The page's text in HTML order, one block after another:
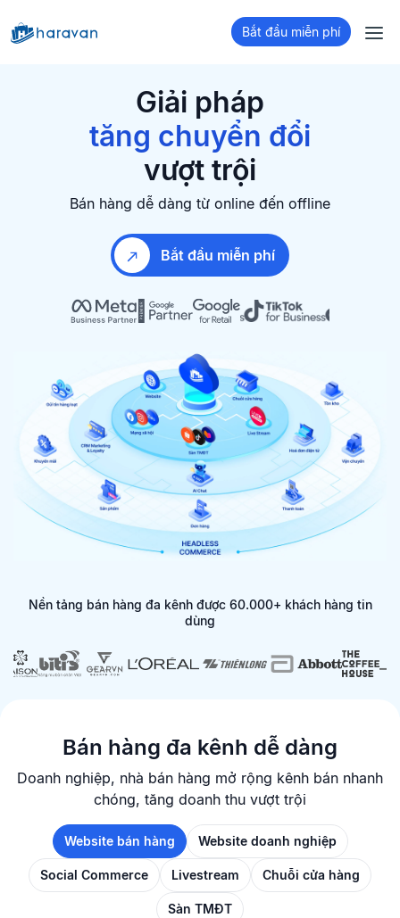
Bắt đầu miễn phí
Giải pháp
bán hàng đa kênh
tăng chuyển đổi
giữ chân khách hàng
bán hàng đa kênh
vượt trội
Bán hàng dễ dàng từ online đến offline
Bắt đầu miễn phí
Nền tảng bán hàng đa kênh được 60.000+ khách hàng tin
dùng
Bán hàng đa kênh dễ dàng
Doanh nghiệp, nhà bán hàng mở rộng kênh bán nhanh
chóng, tăng doanh thu vượt trội
Website bán hàng Website doanh nghiệp
Social Commerce Livestream Chuỗi cửa hàng
Sàn TMĐT